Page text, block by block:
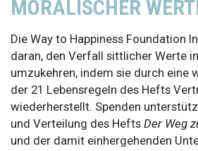
MORALISCHER
Die Way to Happiness Foundation
daran, den Verfall sittlicher Werte
umzukehren, indem sie durch eine
der 21 Lebensregeln des Hefts
wiederherstellt. Spenden
und Verteilung des Hefts Der Weg
und der damit einhergehenden